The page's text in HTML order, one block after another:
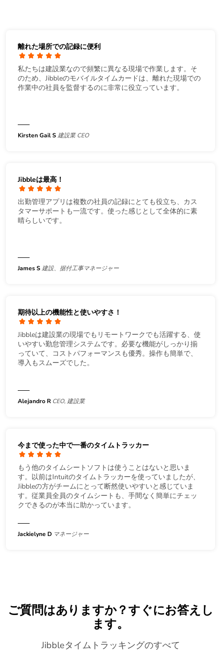
離れた場所での記録に便利
私たちは建設業なので頻繁に異なる現場で作業します。そ
のため、Jibbleのモバイルタイムカードは、離れた現場での
作業中の社員を監督するのに非常に役立っています。
Kirsten Gail S 建設業 CEO
Jibbleは最高！
出勤管理アプリは複数の社員の記録にとても役立ち、カス
タマーサポートも一流です。使った感じとして全体的に素
晴らしいです。
James S 建設、据付工事マネージャー
期待以上の機能性と使いやすさ！
Jibbleは建設業の現場でもリモートワークでも活躍する、使
いやすい勤怠管理システムです。必要な機能がしっかり揃
っていて、コストパフォーマンスも優秀。操作も簡単で、
導入もスムーズでした。
Alejandro R CEO, 建設業
今まで使った中で一番のタイムトラッカー
もう他のタイムシートソフトは使うことはないと思いま
す。以前はIntuitのタイムトラッカーを使っていましたが、
Jibbleの方がチームにとって断然使いやすいと感じていま
す。従業員全員のタイムシートも、手間なく簡単にチェッ
クできるのが本当に助かっています。
Jackielyne D マネージャー
ご質問はありますか？すぐにお答えし
ます。
Jibbleタイムトラッキングのすべて